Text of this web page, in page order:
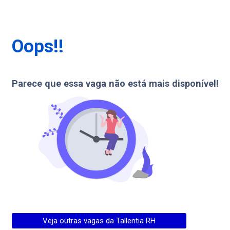
Oops!!
Parece que essa vaga não está mais disponível!
Veja outras vagas da Tallentia RH